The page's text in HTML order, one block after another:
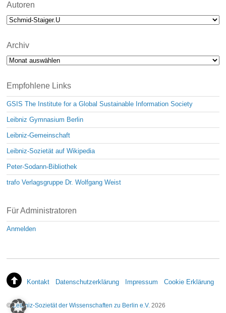
Autoren
Archiv
Archiv
Empfohlene Links
GSIS The Institute for a Global Sustainable Information Society
Leibniz Gymnasium Berlin
Leibniz-Gemeinschaft
Leibniz-Sozietät auf Wikipedia
Peter-Sodann-Bibliothek
trafo Verlagsgruppe Dr. Wolfgang Weist
Für Administratoren
Anmelden
Kontakt Datenschutzerklärung Impressum Cookie Erklärung
©Leibniz-Sozietät der Wissenschaften zu Berlin e.V. 2026